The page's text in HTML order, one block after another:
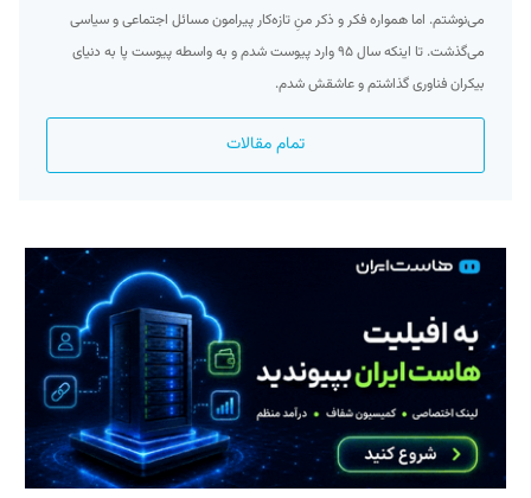
می‌نوشتم. اما همواره فکر و ذکر منِ تازه‌کار پیرامون مسائل اجتماعی و سیاسی
می‌گذشت. تا اینکه سال ۹۵ وارد پیوست شدم و به واسطه پیوست پا به دنیای
بیکران فناوری گذاشتم و عاشقش شدم.
تمام مقالات